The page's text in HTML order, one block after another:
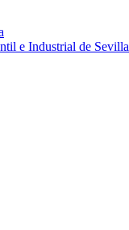
e Industrial de Sevilla